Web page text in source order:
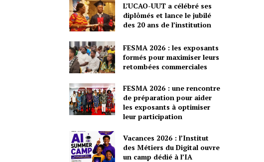
L’UCAO-UUT a célébré ses
diplômés et lance le jubilé
des 20 ans de l’institution
FESMA 2026 : les exposants
formés pour maximiser leurs
retombées commerciales
FESMA 2026 : une rencontre
de préparation pour aider
les exposants à optimiser
leur participation
Vacances 2026 : l’Institut
des Métiers du Digital ouvre
un camp dédié à l’IA